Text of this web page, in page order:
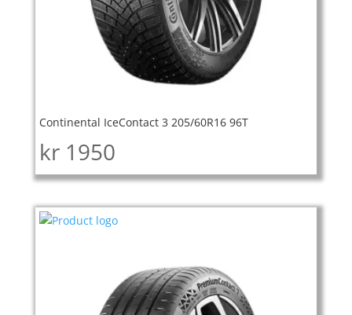
Continental IceContact 3 205/60R16 96T
kr 1950